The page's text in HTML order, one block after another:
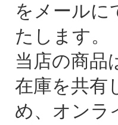
をメールに
たします。
当店の商品
在庫を共有
め、オンラ